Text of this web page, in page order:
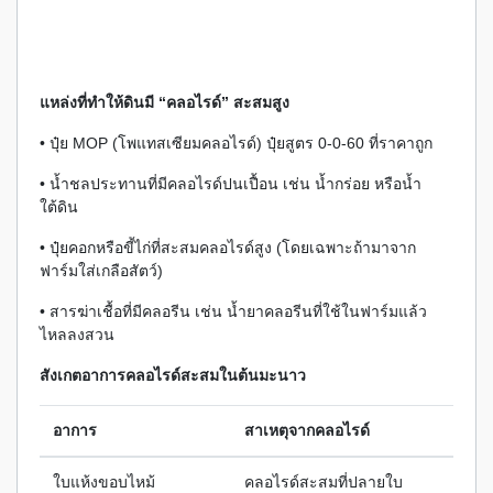
แหล่งที่ทำให้ดินมี “คลอไรด์” สะสมสูง
• ปุ๋ย MOP (โพแทสเซียมคลอไรด์) ปุ๋ยสูตร 0-0-60 ที่ราคาถูก
• น้ำชลประทานที่มีคลอไรด์ปนเปื้อน เช่น น้ำกร่อย หรือน้ำ
ใต้ดิน
• ปุ๋ยคอกหรือขี้ไก่ที่สะสมคลอไรด์สูง (โดยเฉพาะถ้ามาจาก
ฟาร์มใส่เกลือสัตว์)
• สารฆ่าเชื้อที่มีคลอรีน เช่น น้ำยาคลอรีนที่ใช้ในฟาร์มแล้ว
ไหลลงสวน
สังเกตอาการคลอไรด์สะสมในต้นมะนาว
อาการ สาเหตุจากคลอไรด์
ใบแห้งขอบไหม้ คลอไรด์สะสมที่ปลายใบ